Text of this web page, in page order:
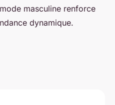
masculine renforce
dynamique.